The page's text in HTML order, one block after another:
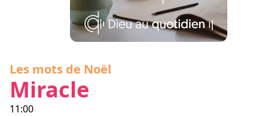
Les mots de Noël
Miracle
11:00